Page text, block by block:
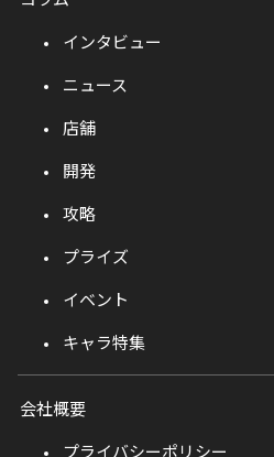
インタビュー
ニュース
店舗
開発
攻略
プライズ
イベント
キャラ特集
会社概要
プライバシーポリシー